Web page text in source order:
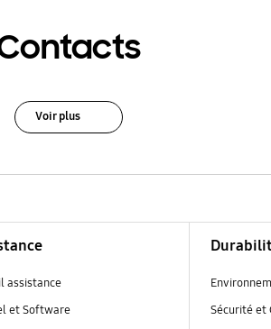
Voir plus
assistance
et Software
Sécurité et